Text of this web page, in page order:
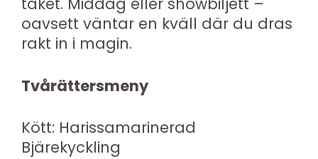
oavsett väntar en kväll där du dras
rakt in i magin.
Tvårättersmeny
Kött: Harissamarinerad
Bjärekyckling